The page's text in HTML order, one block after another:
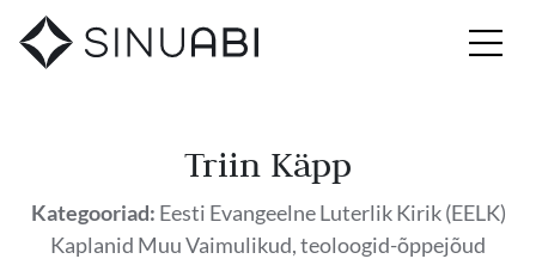
Triin Käpp
Kategooriad: Eesti Evangeelne Luterlik Kirik (EELK)
Kaplanid MuuVaimulikud, teoloogid-õppejõud